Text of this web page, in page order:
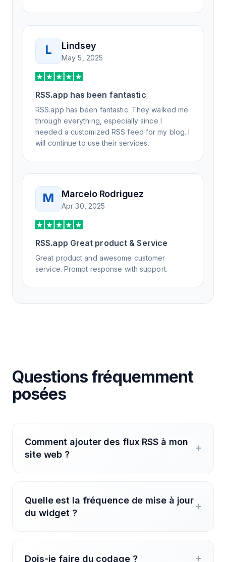
L Lindsey
May 5, 2025
RSS.app has been fantastic
RSS.app has been fantastic. They walked me
through everything, especially since I
needed a customized RSS feed for my blog. I
will continue to use their services.
M Marcelo Rodriguez
Apr 30, 2025
RSS.app Great product & Service
Great product and awesome customer
service. Prompt response with support.
Questions fréquemment
posées
Comment ajouter des flux RSS à mon
site web ?
Quelle est la fréquence de mise à jour
du widget ?
Dois-je faire du codage ?